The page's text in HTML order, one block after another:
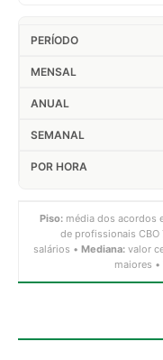
Piso: média dos acordos
de profissionais CBO
salários • Mediana: valor
maiores •